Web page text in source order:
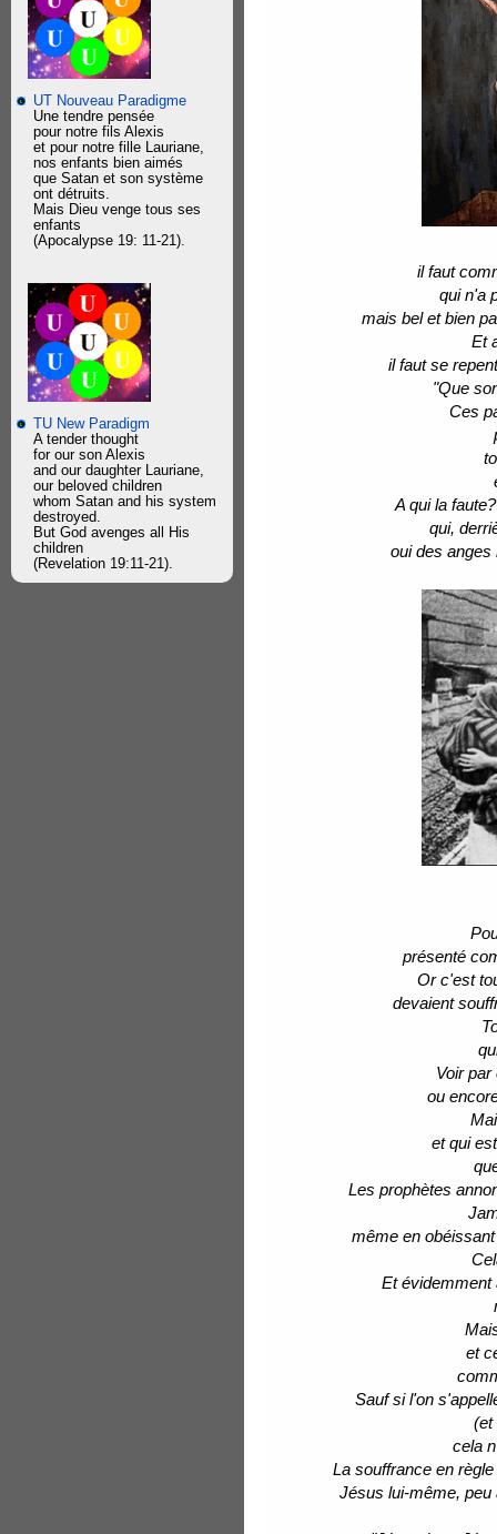
UT Nouveau Paradigme
Une tendre pensée
pour notre fils Alexis
et pour notre fille Lauriane,
nos enfants bien aimés
que Satan et son système
ont détruits.
Mais Dieu venge tous ses
enfants
(Apocalypse 19: 11-21).
TU New Paradigm
A tender thought
for our son Alexis
and our daughter Lauriane,
our beloved children
whom Satan and his system
destroyed.
But God avenges all His
children
(Revelation 19:11-21).
il faut
qui n'a
mais bel et bien
Et
il faut se
"Que
Ces
A qui la
qui,
oui des
présenté
Or c'est
devaient
Voir
ou
et qui
Les prophètes
même en
Et évidemment
et
Sauf si l'on
(et
cela
La souffrance en
Jésus lui-même,